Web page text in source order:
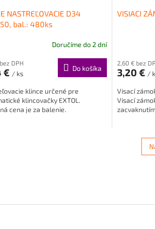
NASTREĽOVACIE D34
bal.: 480ks
Doručíme do 2 dní
DPH
€ / ks
Do košíka
klince určené pre
klincovačky EXTOL.
cena je za balenie.
VISIACI
2,60 € bez
3,20 € /
Visací
Visací